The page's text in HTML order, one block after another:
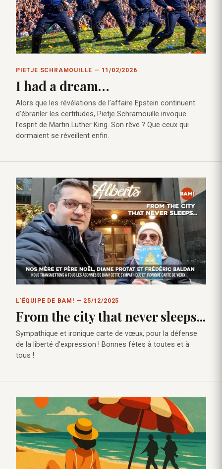
PIETJE SCHRAMOUILLE — 11/02/2026
I had a dream…
Alors que les révélations de l’affaire Epstein continuent
d’ébranler les certitudes, Pietje Schramouille invoque
l’esprit de Martin Luther King. Son rêve ? Que ceux qui
dormaient se réveillent enfin.
L'ÉQUIPE DE BAM! — 25/12/2025
From the city that never sleeps...
Sympathique et ironique carte de vœux, pour la défense
de la liberté d’expression ! Bonnes fêtes à toutes et à
tous !